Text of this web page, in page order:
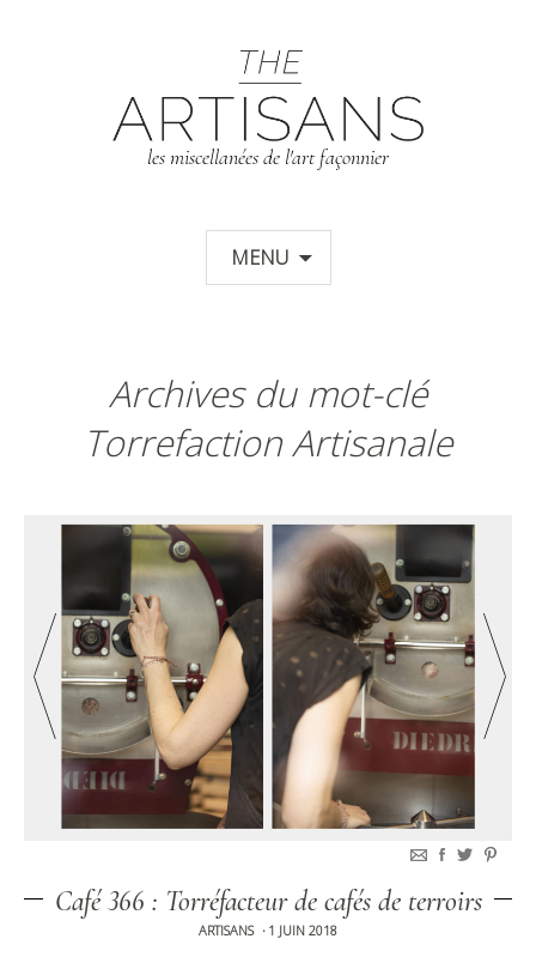
les miscellanées de l'art façonnier
MENU
Archives du mot-clé
Torrefaction Artisanale
Café 366 : Torréfacteur de cafés de terroirs
ARTISANS • 1 JUIN 2018